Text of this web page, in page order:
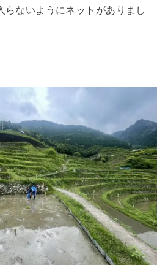
らないようにネットがありまし